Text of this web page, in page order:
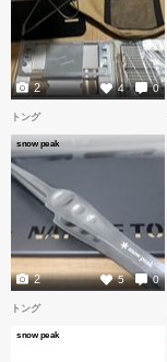
4 0
2
トング
snow peak
5 0
2
トング
snow peak